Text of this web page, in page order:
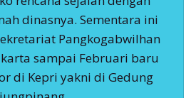
dinasnya. Sementara ini
Pangkogabwilhan
sampai Februari baru
di Kepri yakni di Gedung